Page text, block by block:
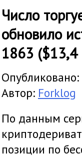
Число
обновило
1863 ($13,4
Автор: Forklog
По данным
позиции по